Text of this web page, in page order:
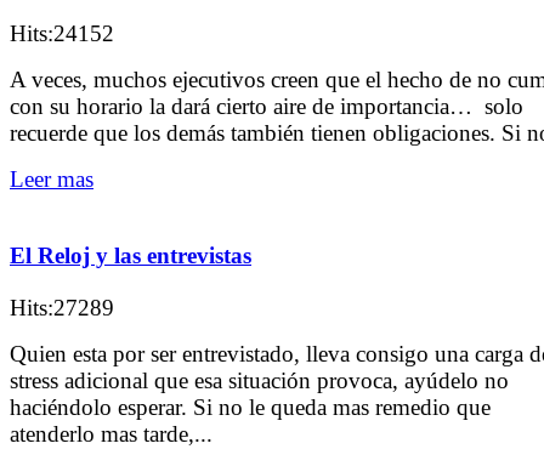
Hits:24152
A veces, muchos ejecutivos creen que el hecho de no
con su horario la dará cierto aire de importancia… solo
recuerde que los demás también tienen obligaciones. Si
Leer mas
El Reloj y las entrevistas
Hits:27289
Quien esta por ser entrevistado, lleva consigo una carga
stress adicional que esa situación provoca, ayúdelo no
haciéndolo esperar. Si no le queda mas remedio que
atenderlo mas tarde,...